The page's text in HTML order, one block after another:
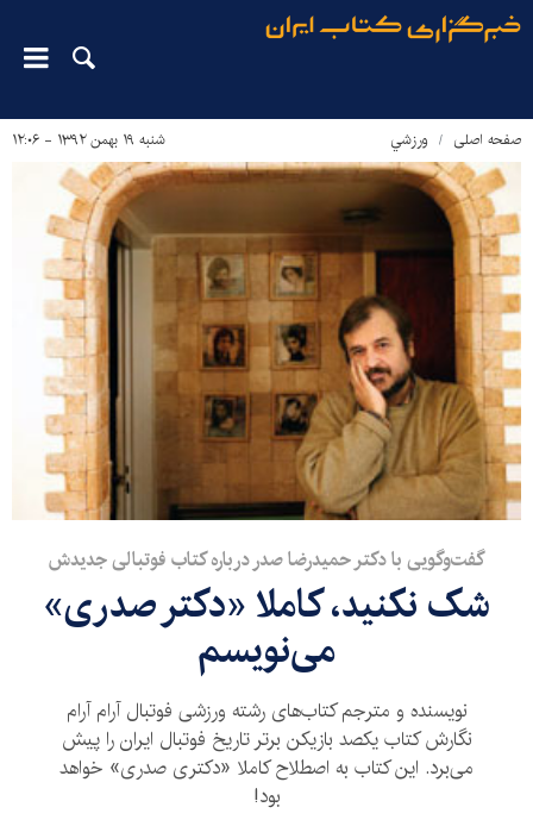
صفحه اصلی ورزشي شنبه ۱۹ بهمن ۱۳۹۲ - ۱۲:۰۶
گفت‌وگویی با دکتر حمیدرضا صدر درباره کتاب فوتبالی جدیدش
شک نکنید، کاملا «دکتر صدری»
می‌نویسم
نویسنده و مترجم کتاب‌های رشته ورزشی فوتبال آرام آرام
نگارش کتاب یکصد بازیکن برتر تاریخ فوتبال ایران را پیش
می‌برد. این کتاب به اصطلاح کاملا «دکتری صدری» خواهد
بود!